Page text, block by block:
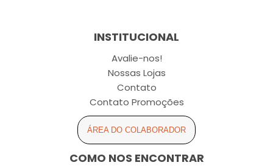
INSTITUCIONAL
Avalie-nos!
Nossas Lojas
Contato
Contato Promoções
ÁREA DO COLABORADOR
COMO NOS ENCONTRAR